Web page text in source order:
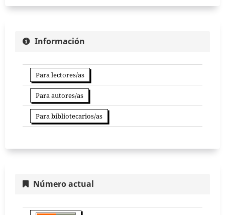
Información
Para lectores/as
Para autores/as
Para bibliotecarios/as
Número actual